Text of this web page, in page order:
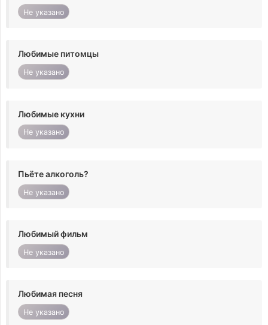
Не указано
Любимые питомцы
Не указано
Любимые кухни
Не указано
Пьёте алкоголь?
Не указано
Любимый фильм
Не указано
Любимая песня
Не указано